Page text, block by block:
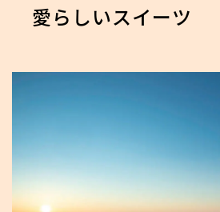
愛らしいスイーツ